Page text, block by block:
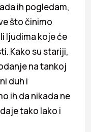
ih pogledam,
što činimo
ljudima koje će
Kako su stariji,
na tankoj
duh i
ih da nikada ne
tako lako i